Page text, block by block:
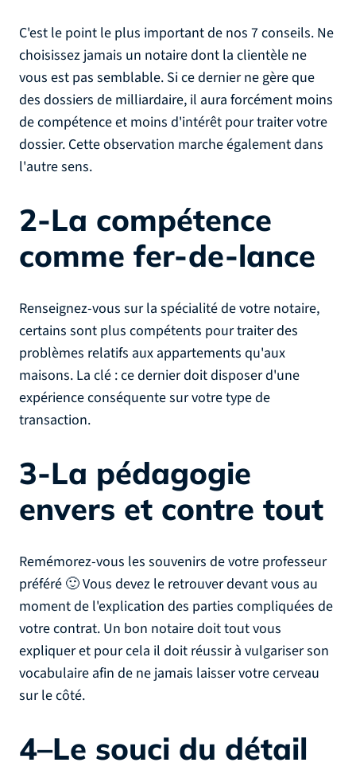
C'est le point le plus important de nos 7 conseils. Ne
choisissez jamais un notaire dont la clientèle ne
vous est pas semblable. Si ce dernier ne gère que
des dossiers de milliardaire, il aura forcément moins
de compétence et moins d'intérêt pour traiter votre
dossier. Cette observation marche également dans
l'autre sens.
2-La compétence
comme fer-de-lance
Renseignez-vous sur la spécialité de votre notaire,
certains sont plus compétents pour traiter des
problèmes relatifs aux appartements qu'aux
maisons. La clé : ce dernier doit disposer d'une
expérience conséquente sur votre type de
transaction.
3-La pédagogie
envers et contre tout
Remémorez-vous les souvenirs de votre professeur
préféré 🙂 Vous devez le retrouver devant vous au
moment de l'explication des parties compliquées de
votre contrat. Un bon notaire doit tout vous
expliquer et pour cela il doit réussir à vulgariser son
vocabulaire afin de ne jamais laisser votre cerveau
sur le côté.
4–Le souci du détail